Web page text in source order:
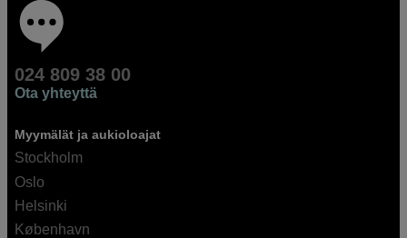
024 809 38 00
Ota yhteyttä
Myymälät ja aukioloajat
Stockholm
Oslo
Helsinki
København